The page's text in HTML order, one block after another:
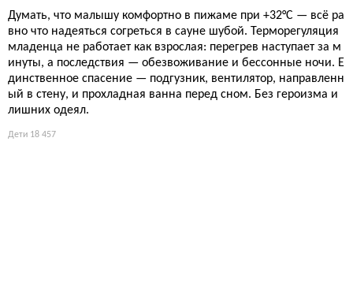
Думать, что малышу комфортно в пижаме при +32°C — всё ра
вно что надеяться согреться в сауне шубой. Терморегуляция
младенца не работает как взрослая: перегрев наступает за м
инуты, а последствия — обезвоживание и бессонные ночи. Е
динственное спасение — подгузник, вентилятор, направленн
ый в стену, и прохладная ванна перед сном. Без героизма и
лишних одеял.
Дети 18 457